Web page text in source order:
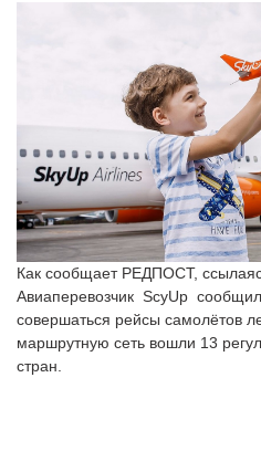
Как сообщает РЕДПОСТ,
Авиаперевозчик ScyUp
совершаться рейсы самолётов
маршрутную сеть вошли 13
стран.